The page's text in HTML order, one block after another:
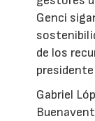
Genci
de los
Gabriel